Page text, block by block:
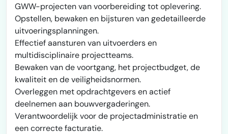
GWW-projecten van voorbereiding tot oplevering.
Opstellen, bewaken en bijsturen van gedetailleerde
uitvoeringsplanningen.
Effectief aansturen van uitvoerders en
multidisciplinaire projectteams.
Bewaken van de voortgang, het projectbudget, de
kwaliteit en de veiligheidsnormen.
Overleggen met opdrachtgevers en actief
deelnemen aan bouwvergaderingen.
Verantwoordelijk voor de projectadministratie en
een correcte facturatie.